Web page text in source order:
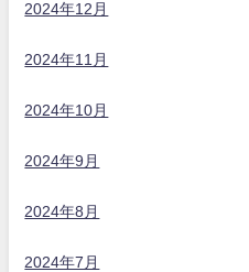
2024年12月
2024年11月
2024年10月
2024年9月
2024年8月
2024年7月